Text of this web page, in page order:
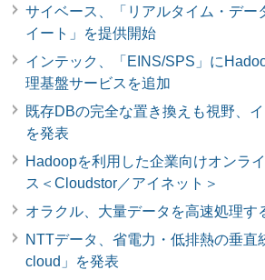
サイベース、「リアルタイム・デー
イート」を提供開始
インテック、「EINS/SPS」に
理基盤サービスを追加
既存DBの完全な置き換えも視野、
を発表
Hadoopを利用した企業向けオンラ
ス＜Cloudstor／アイネット＞
オラクル、大量データを高速処理す
NTTデータ、省電力・低排熱の垂直
cloud」を発表